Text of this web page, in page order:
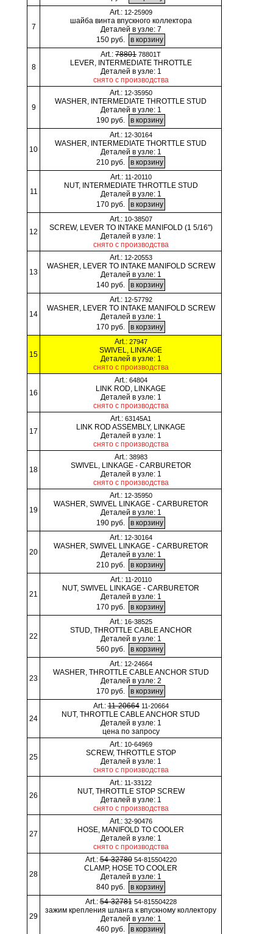
7
Art.: 12-25909
шайба винта впускного коллектора
Деталей в узле: 7
150 руб.
8
Art.: 78801 78801T
LEVER, INTERMEDIATE THROTTLE
Деталей в узле: 1
снято с производства
9
Art.: 12-35950
WASHER, INTERMEDIATE THROTTLE STUD
Деталей в узле: 1
190 руб.
10
Art.: 12-30164
WASHER, INTERMEDIATE THORTTLE STUD
Деталей в узле: 1
210 руб.
11
Art.: 11-20110
NUT, INTERMEDIATE THROTTLE STUD
Деталей в узле: 1
170 руб.
12
Art.: 10-38507
SCREW, LEVER TO INTAKE MANIFOLD (1 5/16")
Деталей в узле: 1
снято с производства
13
Art.: 12-20553
WASHER, LEVER TO INTAKE MANIFOLD SCREW
Деталей в узле: 1
140 руб.
14
Art.: 12-57792
WASHER, LEVER TO INTAKE MANIFOLD SCREW
Деталей в узле: 1
170 руб.
15
Art.: 27947
SWIVEL, LINKAGE
Деталей в узле: 1
снято с производства
16
Art.: 64804
LINK ROD, LINKAGE
Деталей в узле: 1
снято с производства
17
Art.: 63145A1
LINK ROD ASSEMBLY, LINKAGE
Деталей в узле: 1
снято с производства
18
Art.: 38983
SWIVEL, LINKAGE - CARBURETOR
Деталей в узле: 1
снято с производства
19
Art.: 12-35950
WASHER, SWIVEL LINKAGE - CARBURETOR
Деталей в узле: 1
190 руб.
20
Art.: 12-30164
WASHER, SWIVEL LINKAGE - CARBURETOR
Деталей в узле: 1
210 руб.
21
Art.: 11-20110
NUT, SWIVEL LINKAGE - CARBURETOR
Деталей в узле: 1
170 руб.
22
Art.: 16-38525
STUD, THROTTLE CABLE ANCHOR
Деталей в узле: 1
560 руб.
23
Art.: 12-24664
WASHER, THROTTLE CABLE ANCHOR STUD
Деталей в узле: 2
170 руб.
24
Art.:11-20664 11-20664
NUT, THROTTLE CABLE ANCHOR STUD
Деталей в узле: 1
цена по запросу
25
Art.: 10-64969
SCREW, THROTTLE STOP
Деталей в узле: 1
снято с производства
26
Art.: 11-33122
NUT, THROTTLE STOP SCREW
Деталей в узле: 1
снято с производства
27
Art.: 32-90476
HOSE, MANIFOLD TO COOLER
Деталей в узле: 1
снято с производства
28
Art.:54-32780 54-815504220
CLAMP, HOSE TO COOLER
Деталей в узле: 1
840 руб.
29
Art.:54-32781 54-815504228
зажим крепления шланга к впускному коллектору
Деталей в узле: 1
460 руб.